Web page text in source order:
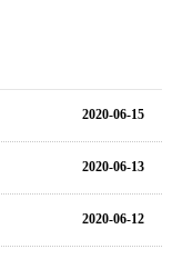
2020-06-15
2020-06-13
2020-06-12